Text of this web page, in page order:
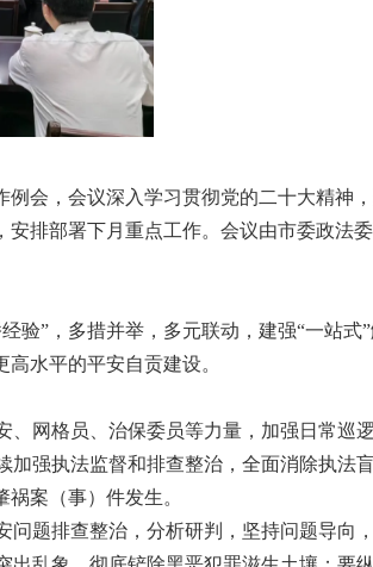
会，会议深入学习贯彻党的二十大精神
排部署下月重点工作。会议由市委政法
”，多措并举，多元联动，建强“一站式
水平的平安自贡建设。
网格员、治保委员等力量，加强日常巡逻
强执法监督和排查整治，全面消除执法
案（事）件发生。
题排查整治，分析研判，坚持问题导向